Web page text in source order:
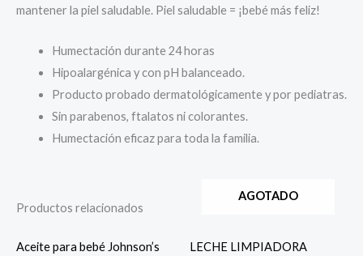
mantener la piel saludable. Piel saludable = ¡bebé más feliz!
Humectación durante 24 horas
Hipoalargénica y con pH balanceado.
Producto probado dermatológicamente y por pediatras.
Sin parabenos, ftalatos ni colorantes.
Humectación eficaz para toda la familia.
Productos relacionados
Aceite para bebé Johnson’s
AGOTADO
LECHE LIMPIADORA